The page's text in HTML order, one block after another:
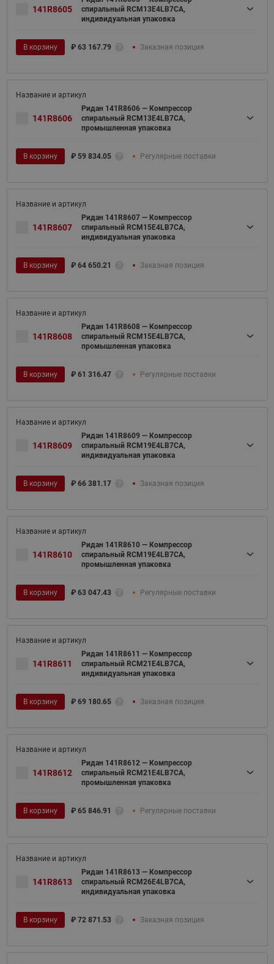
141R8605
спиральный RCM13E4LB7CA,
индивидуальная упаковка
В корзину ₽ 63 167.79 Заказная позиция
141R8606
Ридан 141R8606 — Компрессор
спиральный RCM13E4LB7CA,
промышленная упаковка
В корзину ₽ 59 834.05 Регулярные поставки
141R8607
Ридан 141R8607 — Компрессор
спиральный RCM15E4LB7CA,
индивидуальная упаковка
В корзину ₽ 64 650.21 Заказная позиция
141R8608
Ридан 141R8608 — Компрессор
спиральный RCM15E4LB7CA,
промышленная упаковка
В корзину ₽ 61 316.47 Регулярные поставки
141R8609
Ридан 141R8609 — Компрессор
спиральный RCM19E4LB7CA,
индивидуальная упаковка
В корзину ₽ 66 381.17 Заказная позиция
141R8610
Ридан 141R8610 — Компрессор
спиральный RCM19E4LB7CA,
промышленная упаковка
В корзину ₽ 63 047.43 Регулярные поставки
141R8611
Ридан 141R8611 — Компрессор
спиральный RCM21E4LB7CA,
индивидуальная упаковка
В корзину ₽ 69 180.65 Заказная позиция
141R8612
Ридан 141R8612 — Компрессор
спиральный RCM21E4LB7CA,
промышленная упаковка
В корзину ₽ 65 846.91 Регулярные поставки
141R8613
Ридан 141R8613 — Компрессор
спиральный RCM26E4LB7CA,
индивидуальная упаковка
В корзину ₽ 72 871.53 Заказная позиция